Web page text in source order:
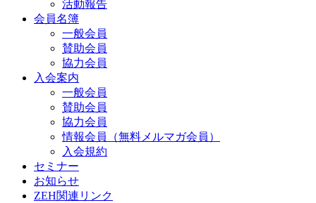
活動報告
会員名簿
一般会員
賛助会員
協力会員
入会案内
一般会員
賛助会員
協力会員
情報会員（無料メルマガ会員）
入会規約
セミナー
お知らせ
ZEH関連リンク